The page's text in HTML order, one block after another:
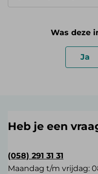
Was deze
Ja
Heb je een
(058) 291 31 31
Maandag t/m vrijdag: